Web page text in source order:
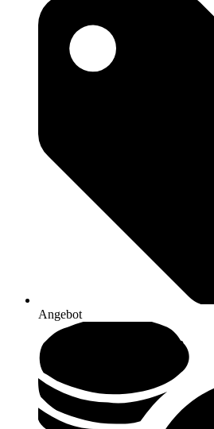
Angebot